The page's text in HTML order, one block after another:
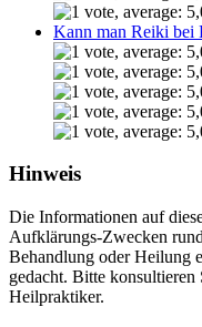
Kann man Reiki bei
Hinweis
Die Informationen auf
Aufklärungs-Zwecken
Behandlung oder Heilung
gedacht. Bitte konsultieren
Heilpraktiker.